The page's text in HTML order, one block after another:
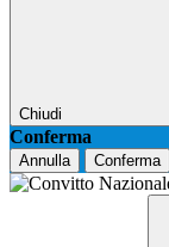
Chiudi
Conferma
Annulla Conferma